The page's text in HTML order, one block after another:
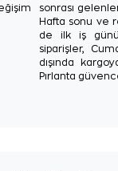
sonrası
Hafta sonu ve
de ilk iş
siparişler,
dışında
Pırlanta